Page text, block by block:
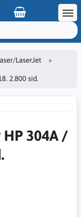
LaserJet
2.800 sid.
HP 304A /